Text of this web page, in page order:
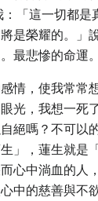
「這一切都是
是榮耀的。」
最悲慘的命運。
情，使我常常
光，我想一死
絕嗎？不可以
」，蓮生就是
心中淌血的人
中的慈善與不